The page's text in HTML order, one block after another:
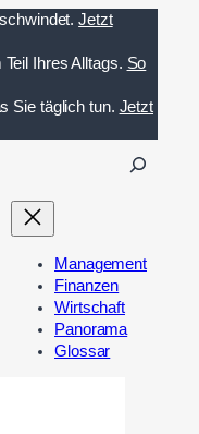
Jetzt
Ihres Alltags. So
Sie täglich tun. Jetzt
n
Management
Finanzen
Wirtschaft
Panorama
Glossar